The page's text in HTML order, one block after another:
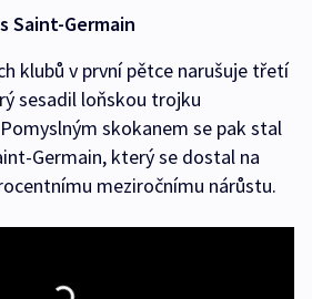
Saint-Germain
klubů v první pětce narušuje třetí
sesadil loňskou trojku
skokanem se pak stal
Germain, který se dostal na
meziročnímu nárůstu.